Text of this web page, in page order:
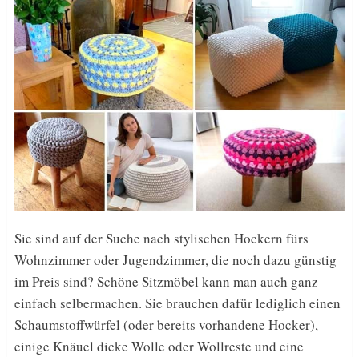
Sie sind auf der Suche nach stylischen Hockern fürs
Wohnzimmer oder Jugendzimmer, die noch dazu günstig
im Preis sind? Schöne Sitzmöbel kann man auch ganz
einfach selbermachen. Sie brauchen dafür lediglich einen
Schaumstoffwürfel (oder bereits vorhandene Hocker),
einige Knäuel dicke Wolle oder Wollreste und eine